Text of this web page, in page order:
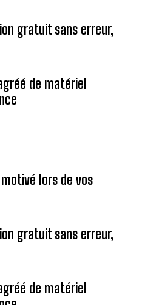
gratuit sans erreur,
de matériel
lors de vos
gratuit sans erreur,
de matériel